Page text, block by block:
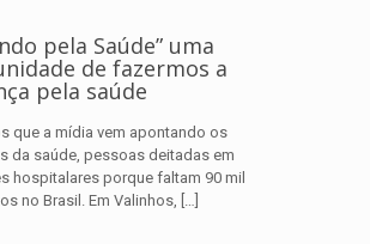
pela Saúde” uma
de fazermos a
pela saúde
que a mídia vem apontando os
da saúde, pessoas deitadas em
hospitalares porque faltam 90 mil
no Brasil. Em Valinhos, […]